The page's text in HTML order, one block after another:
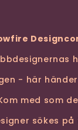
- här
med som
sökes